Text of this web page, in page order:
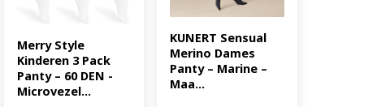
Merry Style
Kinderen 3 Pack
Panty – 60 DEN -
Microvezel...
KUNERT Sensual
Merino Dames
Panty – Marine –
Maa...